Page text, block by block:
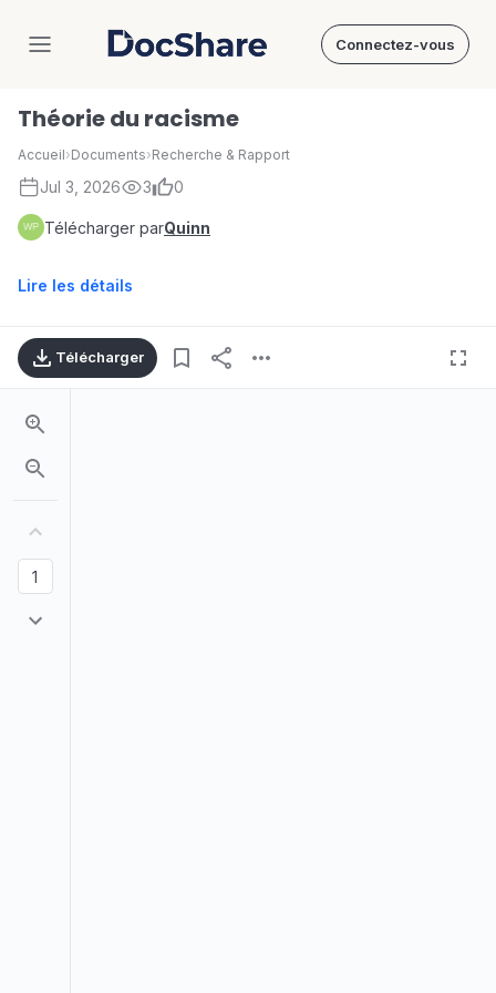
DocShare Connectez-vous
Théorie du racisme
Accueil›Documents›Recherche & Rapport
Jul 3, 2026 3 0
Télécharger parQuinn
Lire les détails
Télécharger